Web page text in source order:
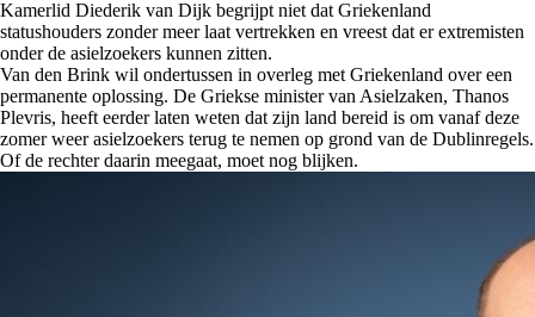
Kamerlid Diederik van Dijk begrijpt niet dat Griekenland
statushouders zonder meer laat vertrekken en vreest dat er extremisten
onder de asielzoekers kunnen zitten.
Van den Brink wil ondertussen in overleg met Griekenland over een
permanente oplossing. De Griekse minister van Asielzaken, Thanos
Plevris, heeft eerder laten weten dat zijn land bereid is om vanaf deze
zomer weer asielzoekers terug te nemen op grond van de Dublinregels.
Of de rechter daarin meegaat, moet nog blijken.